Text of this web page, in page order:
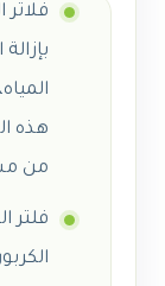
هذه
من
فلتر